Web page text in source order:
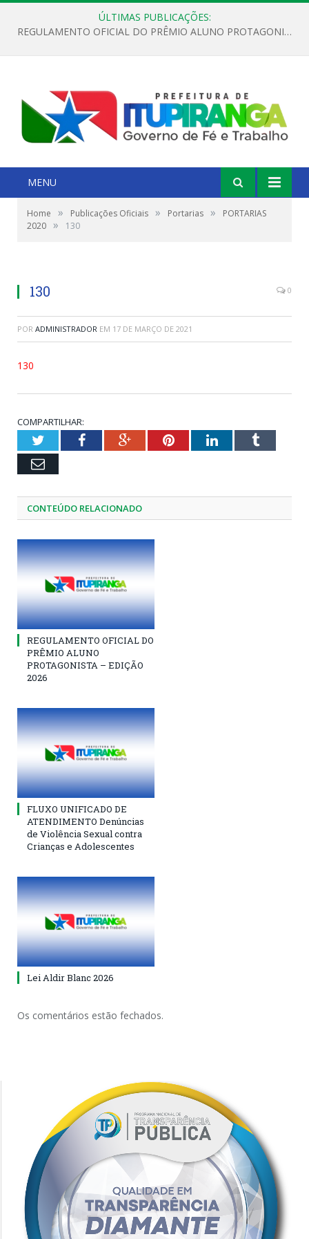
ÚLTIMAS PUBLICAÇÕES:
REGULAMENTO OFICIAL DO PRÊMIO ALUNO PROTAGONISTA – EDIÇÃO 2026
MENU
Home » Publicações Oficiais » Portarias »
PORTARIAS
2020 » 130
130 0
POR ADMINISTRADOR EM 17 DE MARÇO DE 2021
130
COMPARTILHAR:
TwitterFacebookGoogle+PinterestLinkedInTumblr
Email
CONTEÚDO RELACIONADO
REGULAMENTO OFICIAL DO
PRÊMIO ALUNO
PROTAGONISTA – EDIÇÃO
2026
FLUXO UNIFICADO DE
ATENDIMENTO Denúncias
de Violência Sexual contra
Crianças e Adolescentes
Lei Aldir Blanc 2026
Os comentários estão fechados.